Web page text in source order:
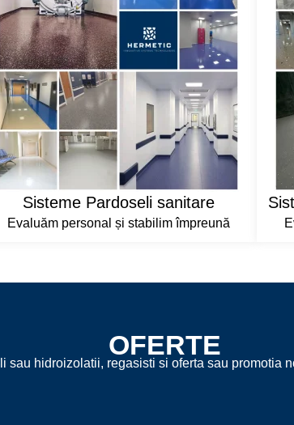
Sisteme Pardoseli sanitare
Evaluăm personal și stabilim împreună
OFERTE
sau hidroizolatii, regasisti si oferta sau promotia